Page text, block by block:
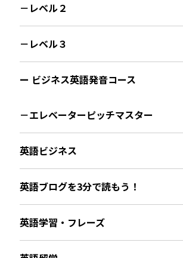
－レベル２
－レベル３
ー ビジネス英語発音コース
－エレベーターピッチマスター
英語ビジネス
英語ブログを3分で読もう！
英語学習・フレーズ